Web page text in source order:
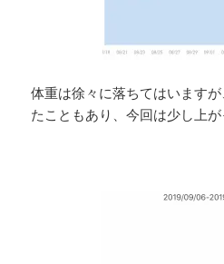
体重は徐々に落ちてはいます
たこともあり、今回は少し上が